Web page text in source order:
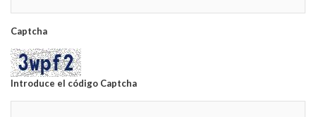
Captcha
Introduce el código Captcha